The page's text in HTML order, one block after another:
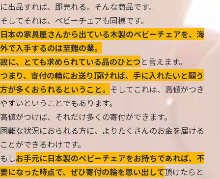
に出品すれば、即売れる。そんな商品です。
そしてそれは、ベビーチェアも同様です。
日本の家具屋さんから出ている木製のベビーチェアを、海
外で入手するのは至難の業。
故に、とても求められている品のひとつと言えます。
つまり、寄付の輪にお送り頂ければ、手に入れたいと願う
方が多くおられるということ。 そしてこれは、高値がつき
やすいということでもあります。
高値がつけば、それだけ多くの寄付ができます。
困難な状況におられる方に、よりたくさんのお金を届ける
ことができるわけです。
もしお手元に日本製のベビーチェアをお持ちであれば、不
要になった時点で、ぜひ寄付の輪を思い出して頂けたらと